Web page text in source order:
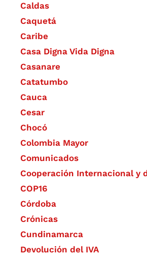
Caldas
Caquetá
Caribe
Casa Digna Vida Digna
Casanare
Catatumbo
Cauca
Cesar
Chocó
Colombia Mayor
Comunicados
Cooperación Internacional y
COP16
Córdoba
Crónicas
Cundinamarca
Devolución del IVA